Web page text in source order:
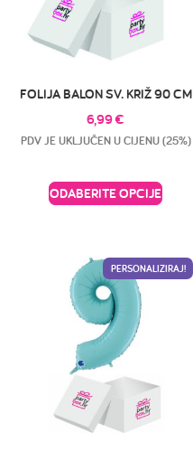
FOLIJA BALON SV. KRIŽ 90 CM
6,99€
PDV JE UKLJUČEN U CIJENU (25%)
ODABERITE OPCIJE
PERSONALIZIRAJ!